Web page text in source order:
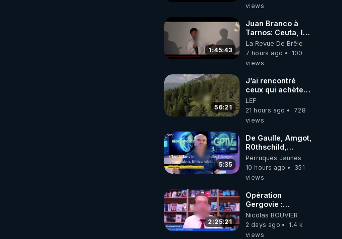
hypnose
views
1:45:43
Juan Branco à
Tarnos: Ceuta, le
narcotrafic et le
pouvoir en France
La Revue De Brêle
7 hours ago
100
views
56:21
J’ai rencontré
ceux qui achètent
des bunkers pour
survivre à la fin
du monde
LEF
21 hours ago
728
views
5:35
De Gaulle, Amgot,
R0thschild,
Macron &
Pompidou…
Macron Claude
X 2024
Perruques Jaunes
10 hours ago
351
views
2:25:21
Opération
Gergovie :
‪@38resistancegauloise‬
‪@MarionSigautOfficiel‬
‪@gladysriifard5710‬
Nicolas BOUVIER
2 days ago
1.4 k
views